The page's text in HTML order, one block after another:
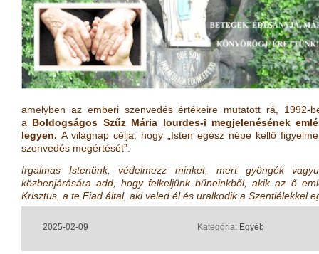
amelyben az emberi szenvedés értékeire mutatott rá, 1992-
a Boldogságos Szűz Mária lourdes-i megjelenésének
legyen. A világnap célja, hogy „Isten egész népe kellő
szenvedés megértését”.
Irgalmas Istenünk, védelmezz minket, mert gyöngék
közbenjárására add, hogy felkeljünk bűneinkből, akik az ő
Krisztus, a te Fiad által, aki veled él és uralkodik a Szentlélekkel
2025-02-09 Kategória: Egyéb